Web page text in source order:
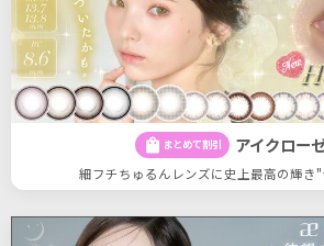
shopping_bag まとめて割引 アイクロー
細フチちゅるんレンズに史上最高の輝き